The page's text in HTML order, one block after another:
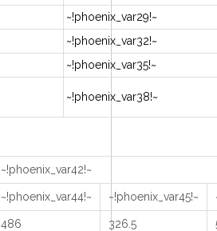
~!phoenix_var29!~
~!phoenix_var32!~
~!phoenix_var35!~
~!phoenix_var38!~
~!phoenix_var42!~
~!phoenix_var44!~ ~!phoenix_var45!~
486 326.5